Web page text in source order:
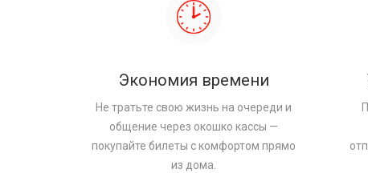
Экономия времени
Не тратьте свою жизнь на очереди и
общение через окошко кассы —
покупайте билеты с комфортом прямо
из дома.